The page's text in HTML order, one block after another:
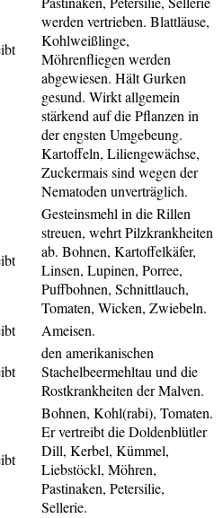
werden vertrieben. Blattläuse,
Kohlweißlinge,
Möhrenfliegen werden
abgewiesen. Hält Gurken
gesund. Wirkt allgemein
stärkend auf die Pflanzen in
der engsten Umgebeung.
Kartoffeln, Liliengewächse,
Zuckermais sind wegen der
Nematoden unverträglich.
Gesteinsmehl in die Rillen
streuen, wehrt Pilzkrankheiten
ab. Bohnen, Kartoffelkäfer,
Linsen, Lupinen, Porree,
Puffbohnen, Schnittlauch,
Tomaten, Wicken, Zwiebeln.
Ameisen.
den amerikanischen
Stachelbeermehltau und die
Rostkrankheiten der Malven.
Bohnen, Kohl(rabi), Tomaten.
Er vertreibt die Doldenblütler
Dill, Kerbel, Kümmel,
Liebstöckl, Möhren,
Pastinaken, Petersilie,
Sellerie.